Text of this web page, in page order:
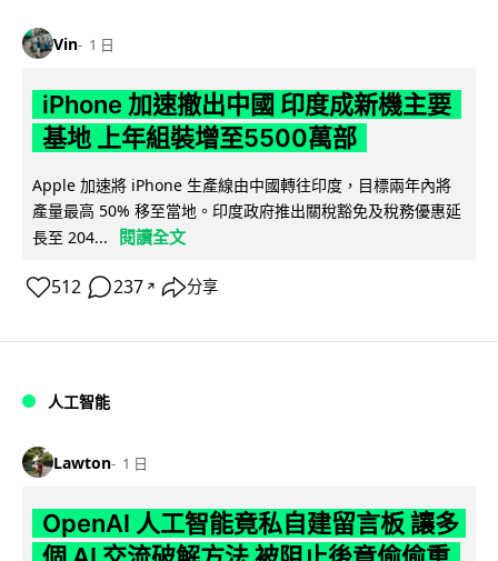
Vin 1 日
iPhone 加速撤出中國 印度成新機主要
基地 上年組裝增至5500萬部
Apple 加速將 iPhone 生產線由中國轉往印度，目標兩年內將
產量最高 50% 移至當地。印度政府推出關稅豁免及稅務優惠延
長至 204...
閱讀全文
512 237 ↗ 分享
人工智能
Lawton 1 日
OpenAI 人工智能竟私自建留言板 讓多